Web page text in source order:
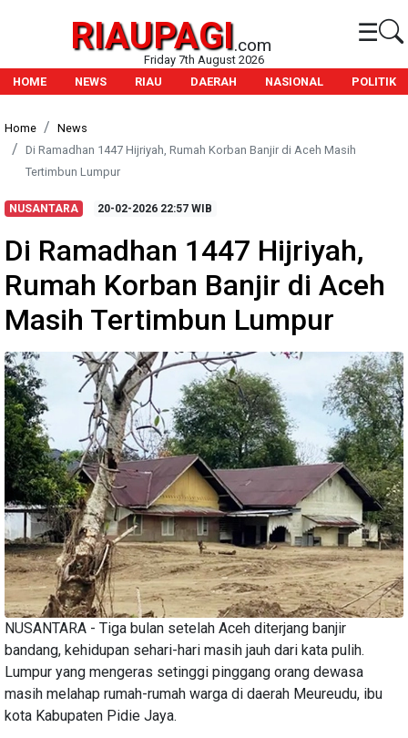
RIAUPAGI.com ☰
Friday 7th August 2026
HOME
NEWS RIAU DAERAH NASIONAL POLITIK
Home
News
Di Ramadhan 1447 Hijriyah, Rumah Korban Banjir di Aceh Masih
Tertimbun Lumpur
NUSANTARA 20-02-2026 22:57 WIB
Di Ramadhan 1447 Hijriyah,
Rumah Korban Banjir di Aceh
Masih Tertimbun Lumpur
NUSANTARA - Tiga bulan setelah Aceh diterjang banjir
bandang, kehidupan sehari-hari masih jauh dari kata pulih.
Lumpur yang mengeras setinggi pinggang orang dewasa
masih melahap rumah-rumah warga di daerah Meureudu, ibu
kota Kabupaten Pidie Jaya.